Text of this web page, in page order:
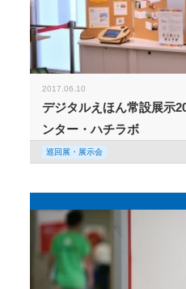
2017.06.10
デジタルえほん常設展示
ンター・ハチラボ
巡回展・展示会